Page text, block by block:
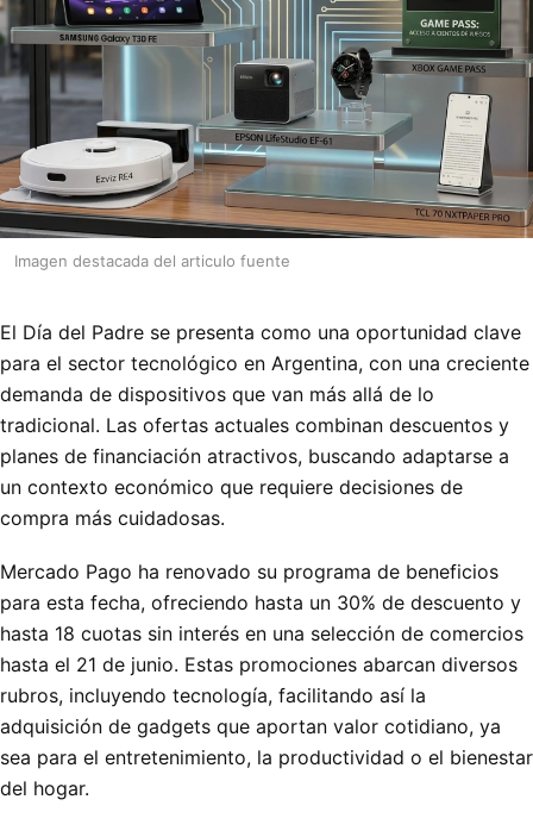
Imagen destacada del articulo fuente
El Día del Padre se presenta como una oportunidad clave
para el sector tecnológico en Argentina, con una creciente
demanda de dispositivos que van más allá de lo
tradicional. Las ofertas actuales combinan descuentos y
planes de financiación atractivos, buscando adaptarse a
un contexto económico que requiere decisiones de
compra más cuidadosas.
Mercado Pago ha renovado su programa de beneficios
para esta fecha, ofreciendo hasta un 30% de descuento y
hasta 18 cuotas sin interés en una selección de comercios
hasta el 21 de junio. Estas promociones abarcan diversos
rubros, incluyendo tecnología, facilitando así la
adquisición de gadgets que aportan valor cotidiano, ya
sea para el entretenimiento, la productividad o el bienestar
del hogar.